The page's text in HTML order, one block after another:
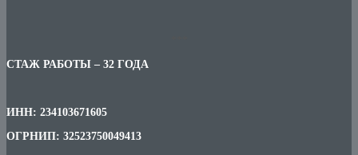
СТАЖ РАБОТЫ – 32 ГОДА
ИНН: 234103671605
ОГРНИП: 32523750049413